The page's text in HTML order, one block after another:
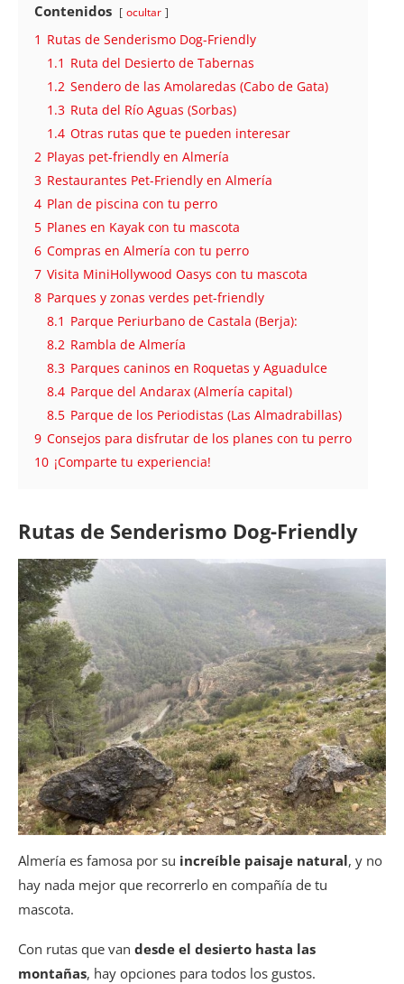
Contenidos ocultar
1 Rutas de Senderismo Dog-Friendly
1.1 Ruta del Desierto de Tabernas
1.2 Sendero de las Amolaredas (Cabo de Gata)
1.3 Ruta del Río Aguas (Sorbas)
1.4 Otras rutas que te pueden interesar
2 Playas pet-friendly en Almería
3 Restaurantes Pet-Friendly en Almería
4 Plan de piscina con tu perro
5 Planes en Kayak con tu mascota
6 Compras en Almería con tu perro
7 Visita MiniHollywood Oasys con tu mascota
8 Parques y zonas verdes pet-friendly
8.1 Parque Periurbano de Castala (Berja):
8.2 Rambla de Almería
8.3 Parques caninos en Roquetas y Aguadulce
8.4 Parque del Andarax (Almería capital)
8.5 Parque de los Periodistas (Las Almadrabillas)
9 Consejos para disfrutar de los planes con tu perro
10 ¡Comparte tu experiencia!
Rutas de Senderismo Dog-Friendly
Almería es famosa por su increíble paisaje natural, y no
hay nada mejor que recorrerlo en compañía de tu
mascota.
Con rutas que van desde el desierto hasta las
montañas, hay opciones para todos los gustos.